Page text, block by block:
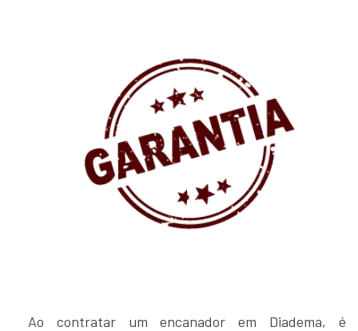
Ao contratar um encanador em Diadema, é